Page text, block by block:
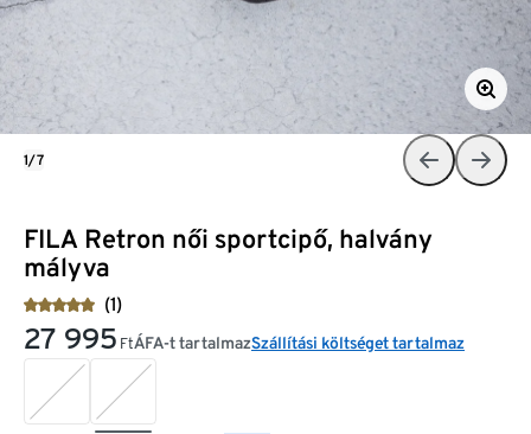
FILA Retron női sportcipő, halvány
mályva
(1)
27 995 FtÁFA-t tartalmazSzállítási költséget tartalmaz
1/7